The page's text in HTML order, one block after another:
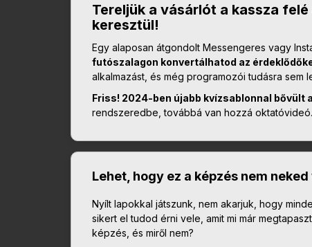
Tereljük a vásárlót a kassza
keresztül!
Egy alaposan átgondolt Messengeres vagy
futószalagon konvertálhatod az
alkalmazást, és még programozói tudásra sem
Friss! 2024-ben újabb kvízsablonnal bővült
rendszeredbe, továbbá van hozzá oktatóvideó.
Lehet, hogy ez a képzés nem neked
Nyílt lapokkal játszunk, nem akarjuk, hogy
sikert el tudod érni vele, amit mi már
képzés, és miről nem?